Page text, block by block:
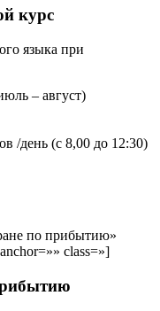
курс
языка при
– август)
/день (с 8,00 до 12:30)
по прибытию»
class=»]